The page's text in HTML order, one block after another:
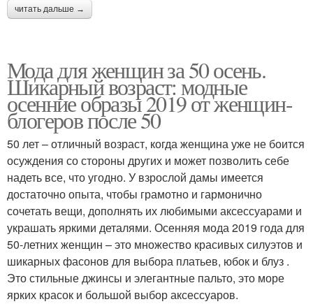
читать дальше →
Мода для женщин за 50 осень.
Шикарный возраст: модные
осенние образы 2019 от женщин-
блогеров после 50
50 лет – отличный возраст, когда женщина уже не боится
осуждения со стороны других и может позволить себе
надеть все, что угодно. У взрослой дамы имеется
достаточно опыта, чтобы грамотно и гармонично
сочетать вещи, дополнять их любимыми аксессуарами и
украшать яркими деталями. Осенняя мода 2019 года для
50-летних женщин – это множество красивых силуэтов и
шикарных фасонов для выбора платьев, юбок и блуз .
Это стильные джинсы и элегантные пальто, это море
ярких красок и большой выбор аксессуаров.